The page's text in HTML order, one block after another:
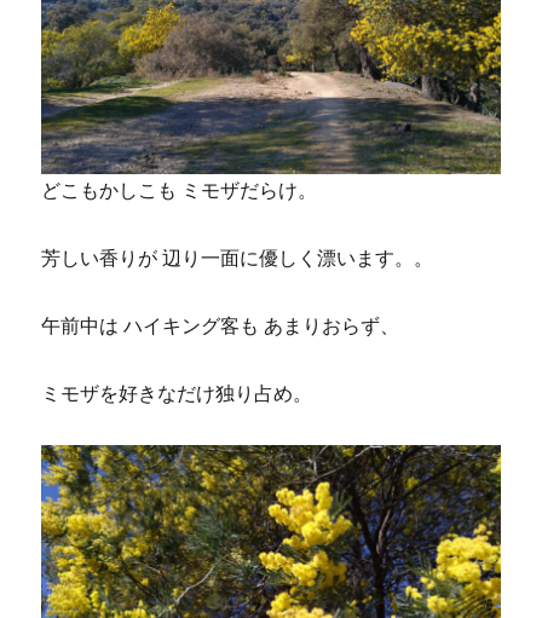
どこもかしこも ミモザだらけ。
芳しい香りが 辺り一面に優しく漂います。。
午前中は ハイキング客も あまりおらず、
ミモザを好きなだけ独り占め。